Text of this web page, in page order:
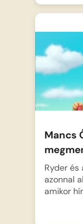
Mancs
Ryder és
azonnal
amikor